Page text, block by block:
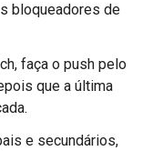
bloqueadores de
faça o push pelo
que a última
e secundários,